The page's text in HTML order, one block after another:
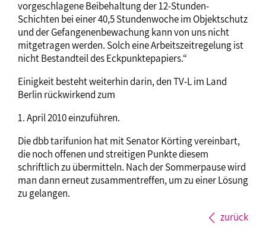
vorgeschlagene Beibehaltung der 12-Stunden-
Schichten bei einer 40,5 Stundenwoche im Objektschutz
und der Gefangenenbewachung kann von uns nicht
mitgetragen werden. Solch eine Arbeitszeitregelung ist
nicht Bestandteil des Eckpunktepapiers.“
Einigkeit besteht weiterhin darin, den TV-L im Land
Berlin rückwirkend zum
1. April 2010 einzuführen.
Die dbb tarifunion hat mit Senator Körting vereinbart,
die noch offenen und streitigen Punkte diesem
schriftlich zu übermitteln. Nach der Sommerpause wird
man dann erneut zusammentreffen, um zu einer Lösung
zu gelangen.
zurück